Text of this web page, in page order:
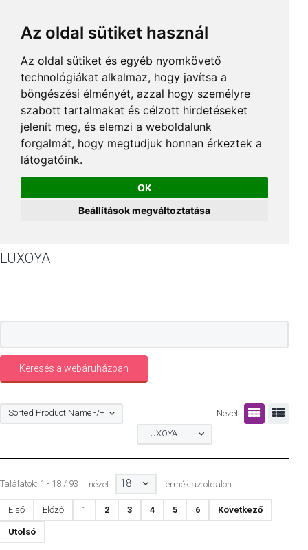
Az oldal sütiket használ
Az oldal sütiket és egyéb nyomkövető
technológiákat alkalmaz, hogy javítsa a
böngészési élményét, azzal hogy személyre
szabott tartalmakat és célzott hirdetéseket
jelenít meg, és elemzi a weboldalunk
forgalmát, hogy megtudjuk honnan érkeztek a
látogatóink.
OK
Beállítások megváltoztatása
LUXOYA
Nézet:
Sorted Product Name -/+
LUXOYA
Találatok: 1 - 18 / 93 nézet: 18 termék az oldalon
Első Előző 1 2 3 4 5 6 Következő
Utolsó